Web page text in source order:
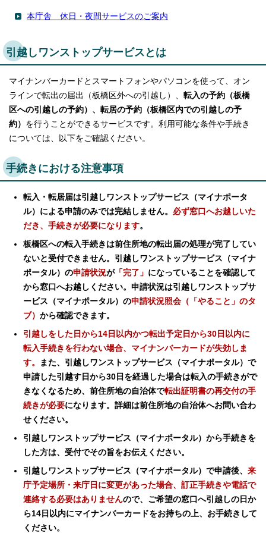
本庁舎 休日・夜間サービスのご案内
引越しワンストップサービスとは
マイナンバーカードとスマートフォンやパソコンを使って、オン
ラインで転出の届出（板橋区外への引越し）、 転入の予約（板橋
区への引越しの予約）、転居の予約（板橋区内での引越しの予
約） を行うことができるサービスです。利用可能な条件や手続き
については、以下をご確認ください。
手続きにおける注意事項
転入・転居届は引越しワンストップサービス（マイナポータ
ル）による申請のみでは完結しません。 必ず窓口へお越しいた
だき、手続きが必要になります。
板橋区への転入手続きは前住所地の転出届の処理が完了してい
ないと受付できません。引越しワンストップサービス（マイナ
ポータル）の申請状況が「完了」 になっていることを確認して
から窓口へお越しください。申請状況は引越しワンストップサ
ービス（マイナポータル）の申請状況照会 （「やること」のタ
ブ） から確認できます。
引越しをした日から14日以内かつ転出予定日から30日以内に
転入手続きを行わない場合、マイナンバーカードが失効しま
す。
また、引越しワンストップサービス（マイナポータル）で
申請した引越す日から30日を経過した場合は転入の手続きがで
きなくなるため、前住所地の自治体で転出証明書の再交付の手
続きが必要になります。詳細は前住所地の自治体へお問い合わ
せください。
引越しワンストップサービス（マイナポータル）から手続きを
した方は、受付でその旨をお伝えください。
引越しワンストップサービス（マイナポータル）で申請後、 来
庁予定場所・来庁日に変更があった場合、訂正手続きや電話で
連絡する必要はありませんので、ご希望の窓口へ引越しの日か
ら14日以内にマイナンバーカードをお持ちの上、お手続きして
ください。